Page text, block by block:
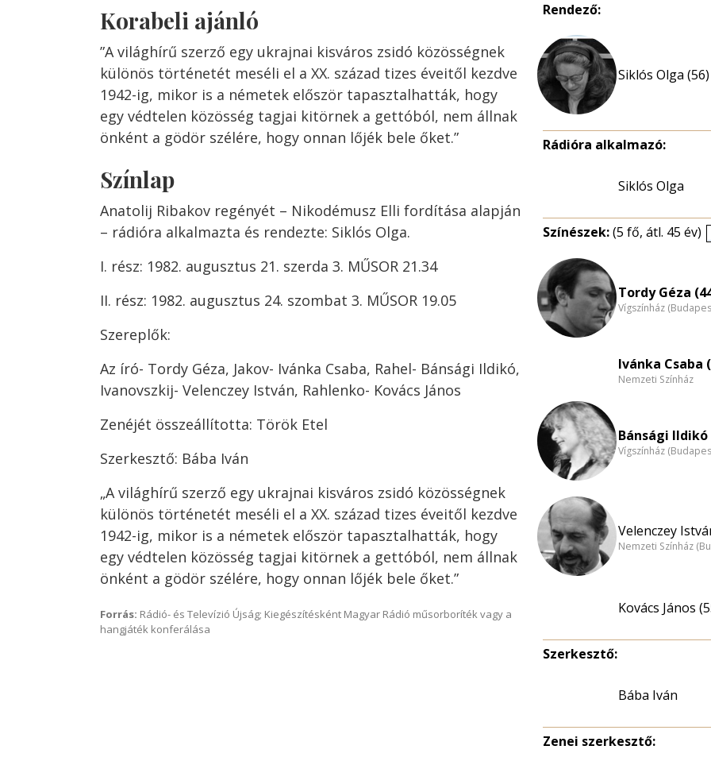
Korabeli ajánló
”A világhírű szerző egy ukrajnai kisváros zsidó közösségnek
különös történetét meséli el a XX. század tizes éveitől kezdve
1942-ig, mikor is a németek először tapasztalhatták, hogy
egy védtelen közösség tagjai kitörnek a gettóból, nem állnak
önként a gödör szélére, hogy onnan lőjék bele őket.”
Színlap
Anatolij Ribakov regényét – Nikodémusz Elli fordítása alapján
– rádióra alkalmazta és rendezte: Siklós Olga.
I. rész: 1982. augusztus 21. szerda 3. MŰSOR 21.34
II. rész: 1982. augusztus 24. szombat 3. MŰSOR 19.05
Szereplők:
Az író- Tordy Géza, Jakov- Ivánka Csaba, Rahel- Bánsági Ildikó,
Ivanovszkij- Velenczey István, Rahlenko- Kovács János
Zenéjét összeállította: Török Etel
Szerkesztő: Bába Iván
„A világhírű szerző egy ukrajnai kisváros zsidó közösségnek
különös történetét meséli el a XX. század tizes éveitől kezdve
1942-ig, mikor is a németek először tapasztalhatták, hogy
egy védtelen közösség tagjai kitörnek a gettóból, nem állnak
önként a gödör szélére, hogy onnan lőjék bele őket.”
Forrás: Rádió- és Televízió Újság; Kiegészítésként Magyar Rádió műsorboríték vagy a
hangjáték konferálása
Rendező:
Siklós Olga (56)
Rádióra alkalmazó:
Siklós Olga
Színészek:(5 fő, átl. 45 év)
Tordy Géza
Vígszínház
Ivánka Csaba
Nemzeti Színház
Bánsági Ildikó
Vígszínház
Velenczey
Nemzeti Színház
Kovács János
Szerkesztő:
Bába Iván
Zenei szerkesztő: